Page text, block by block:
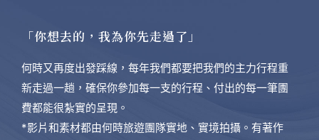
「你想去的，我為你先走過了」
何時又再度出發踩線，每年我們都要把我們的主力行程重
新走過一趟，確保你參加每一支的行程、付出的每一筆團
費都能很紮實的呈現。
*影片和素材都由何時旅遊團隊實地、實境拍攝。有著作